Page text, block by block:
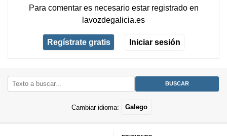
Para comentar es necesario estar registradoen
lavozdegalicia.es
Regístrate gratis Iniciar sesión
Cambiar idioma: Galego